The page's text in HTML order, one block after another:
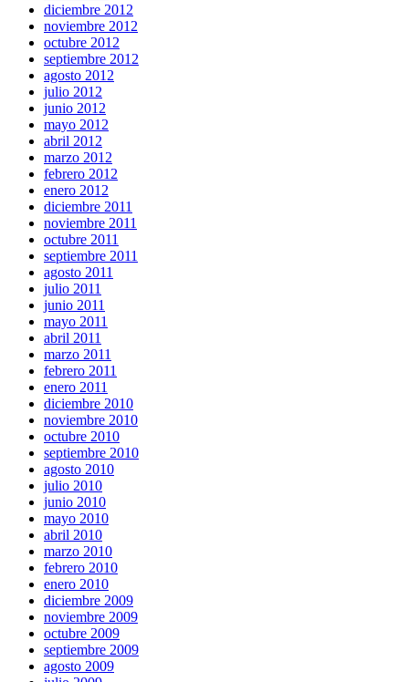
diciembre 2012
noviembre 2012
octubre 2012
septiembre 2012
agosto 2012
julio 2012
junio 2012
mayo 2012
abril 2012
marzo 2012
febrero 2012
enero 2012
diciembre 2011
noviembre 2011
octubre 2011
septiembre 2011
agosto 2011
julio 2011
junio 2011
mayo 2011
abril 2011
marzo 2011
febrero 2011
enero 2011
diciembre 2010
noviembre 2010
octubre 2010
septiembre 2010
agosto 2010
julio 2010
junio 2010
mayo 2010
abril 2010
marzo 2010
febrero 2010
enero 2010
diciembre 2009
noviembre 2009
octubre 2009
septiembre 2009
agosto 2009